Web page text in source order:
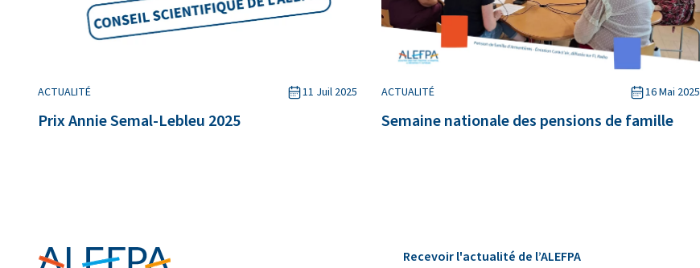
ACTUALITÉ 11 Juil 2025
Prix Annie Semal-Lebleu 2025
ACTUALITÉ 16 Mai 2025
Semaine nationale des pensions de famille
Recevoir l'actualité de l’ALEFPA